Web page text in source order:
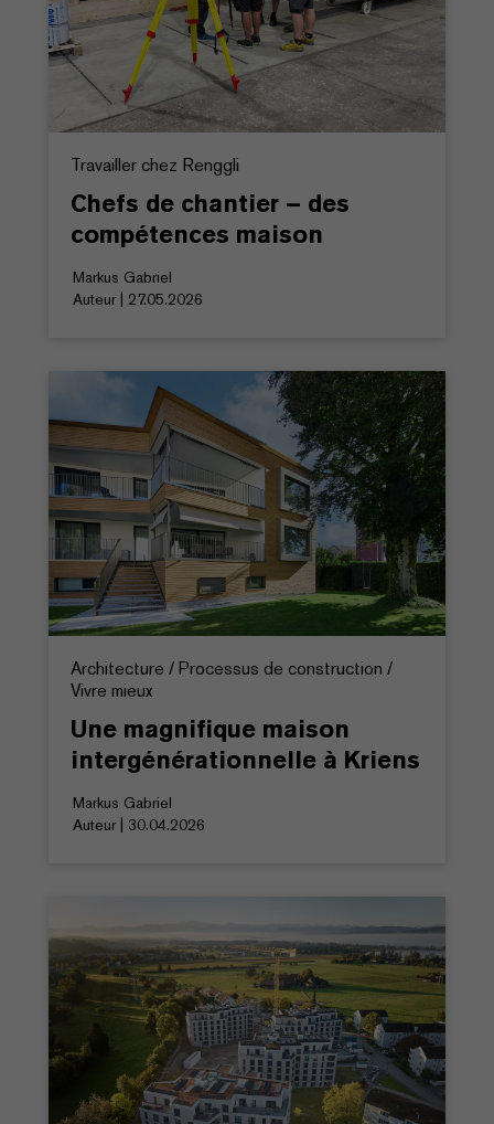
Travailler chez Renggli
Chefs de chantier – des
compétences maison
Markus Gabriel
Auteur | 27.05.2026
Architecture / Processus de construction /
Vivre mieux
Une magnifique maison
intergénérationnelle à Kriens
Markus Gabriel
Auteur | 30.04.2026